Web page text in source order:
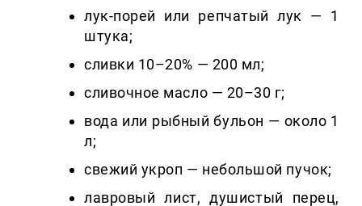
лук-порей или репчатый лук — 1
штука;
сливки 10–20% — 200 мл;
сливочное масло — 20–30 г;
вода или рыбный бульон — около 1
л;
свежий укроп — небольшой пучок;
лавровый лист, душистый перец,